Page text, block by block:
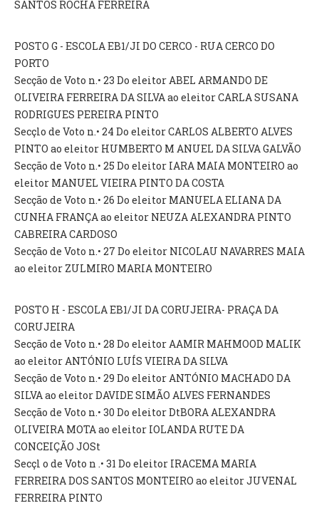
SANTOS ROCHA FERREIRA
POSTO G - ESCOLA EB1/JI DO CERCO - RUA CERCO DO
PORTO
Secção de Voto n.• 23 Do eleitor ABEL ARMANDO DE
OLIVEIRA FERREIRA DA SILVA ao eleitor CARLA SUSANA
RODRIGUES PEREIRA PINTO
Secçlo de Voto n.• 24 Do eleitor CARLOS ALBERTO ALVES
PINTO ao eleitor HUMBERTO M ANUEL DA SILVA GALVÃO
Secção de Voto n.• 25 Do eleitor IARA MAIA MONTEIRO ao
eleitor MANUEL VIEIRA PINTO DA COSTA
Secção de Voto n.• 26 Do eleitor MANUELA ELIANA DA
CUNHA FRANÇA ao eleitor NEUZA ALEXANDRA PINTO
CABREIRA CARDOSO
Secção de Voto n.• 27 Do eleitor NICOLAU NAVARRES MAIA
ao eleitor ZULMIRO MARIA MONTEIRO
POSTO H - ESCOLA EB1/JI DA CORUJEIRA- PRAÇA DA
CORUJEIRA
Secção de Voto n.• 28 Do eleitor AAMIR MAHMOOD MALIK
ao eleitor ANTÓNIO LUÍS VIEIRA DA SILVA
Secção de Voto n.• 29 Do eleitor ANTÓNIO MACHADO DA
SILVA ao eleitor DAVIDE SIMÃO ALVES FERNANDES
Secção de Voto n.• 30 Do eleitor DtBORA ALEXANDRA
OLIVEIRA MOTA ao eleitor IOLANDA RUTE DA
CONCEIÇÃO JOSt
Secçl o de Voto n .• 31 Do eleitor IRACEMA MARIA
FERREIRA DOS SANTOS MONTEIRO ao eleitor JUVENAL
FERREIRA PINTO